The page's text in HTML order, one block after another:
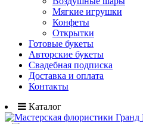
Мягкие игрушки
Конфеты
Открытки
Готовые букеты
Авторские букеты
Свадебная подписка
Доставка и оплата
Контакты
Каталог